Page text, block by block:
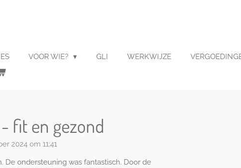
VOOR WIE? GLI WERKWIJZE
fit en gezond
2024 om 11:41
De ondersteuning was fantastisch. Door de